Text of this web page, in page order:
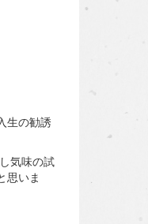
生の勧誘
気味の試
思いま